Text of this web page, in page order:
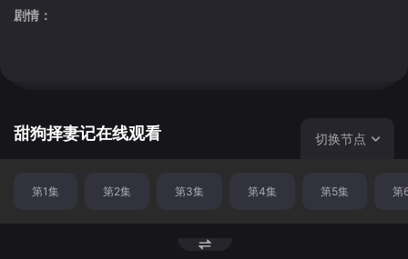
剧情：
甜狗择妻记在线观看 切换节点
第1集 第2集 第3集 第4集 第5集 第